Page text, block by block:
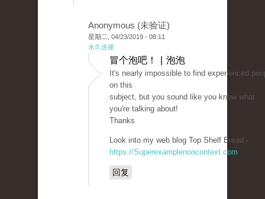
Anonymous (未验证)
星期二, 04/23/2019 - 08:11
永久连接
冒个泡吧！ | 泡泡
It's nearly impossible to find experienced
on this
subject, but you sound like you know what
you're talking about!
Thanks
Look into my web blog Top Shelf Bread -
https://Superexamplenoncontext.com
回复